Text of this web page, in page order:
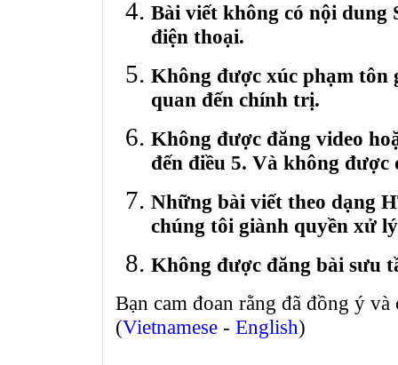
Bài viết không có nội dung
điện thoại.
Không được xúc phạm tôn
quan đến chính trị.
Không được đăng video
đến điều 5. Và không
Những bài viết theo dạng
chúng tôi giành quyền xử
Không được đăng bài sưu
Bạn cam đoan rằng đã đồng ý
(Vietnamese - English)